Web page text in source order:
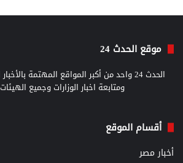
موقع الحدث 24
الحدث 24 واحد من أكبر المواقع المهتمة
ومتابعة اخبار الوزارات وجميع
أقسام الموقع
أخبار مصر